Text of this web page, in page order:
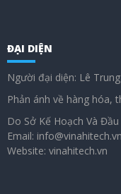
ĐẠI DIỆN
Người đại diện: Lê
Phản ánh về hàng hóa,
Do Sở Kế Hoạch Và
Email: info@vinahitech.vn
Website: vinahitech.vn